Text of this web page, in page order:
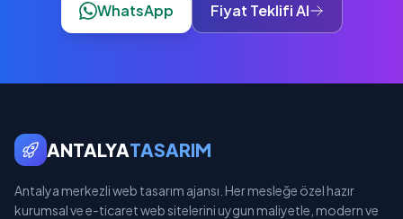
WhatsApp
Fiyat Teklifi Al
ANTALYATASARIM
Antalya merkezli web tasarım ajansı. Her mesleğe özel hazır
kurumsal ve e-ticaret web sitelerini uygun maliyetle, modern ve